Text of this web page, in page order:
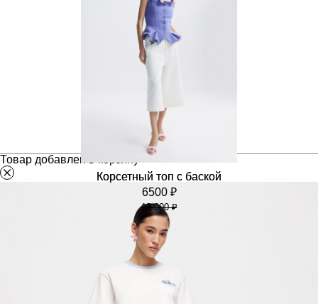
10 000 ₽
Корсетный топ с баской
6500 ₽
13 000 ₽
Товар добавлен в корзину